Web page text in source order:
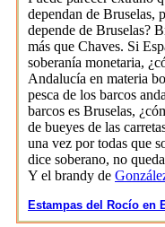
dependan de Bruselas,
depende de Bruselas?
más que Chaves. Si
soberanía monetaria,
Andalucía en materia
pesca de los barcos
barcos es Bruselas,
de bueyes de las
una vez por todas que
dice soberano, no
Y el brandy de
Estampas del Rocío en